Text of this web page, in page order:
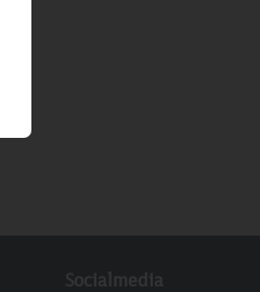
Socialmedia